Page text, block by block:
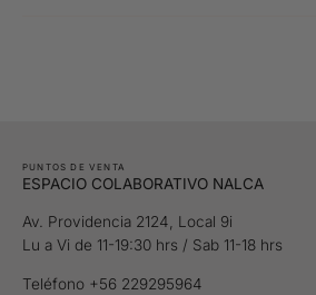
PUNTOS DE VENTA
ESPACIO COLABORATIVO NALCA
Av. Providencia 2124, Local 9i
Lu a Vi de 11-19:30 hrs / Sab 11-18 hrs
Teléfono +56 229295964